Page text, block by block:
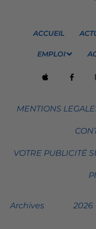
ACCUEIL
EMPLOI
MENTIONS
VOTRE PUBLICITÉ
Archives 2026